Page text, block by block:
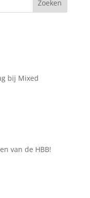
bij Mixed
van de HBB!